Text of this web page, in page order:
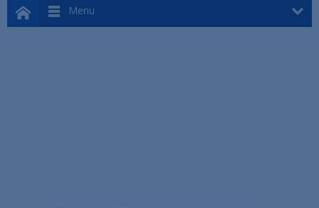
Menu